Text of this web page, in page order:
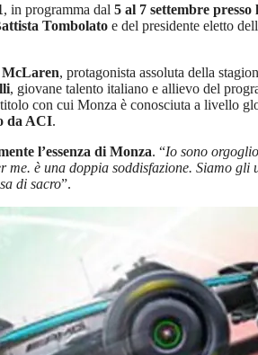
, in programma dal 5 al 7 settembre
Tombolato e del presidente eletto
McLaren, protagonista assoluta della
, giovane talento italiano e allievo del
con cui Monza è conosciuta a livello
da ACI.
l’essenza di Monza. “Io sono
è una doppia soddisfazione. Siamo
di sacro”.